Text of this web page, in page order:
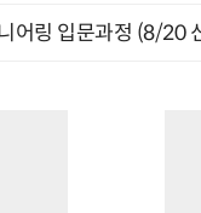
어링 입문과정 (8/20